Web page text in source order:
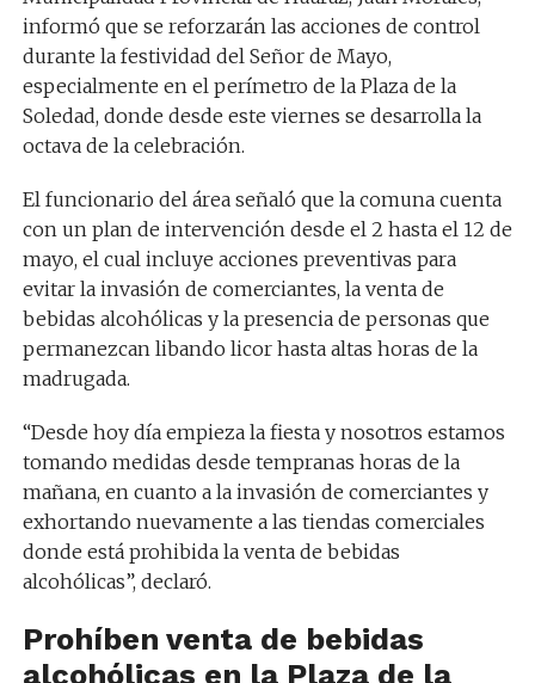
informó que se reforzarán las acciones de control
durante la festividad del Señor de Mayo,
especialmente en el perímetro de la Plaza de la
Soledad, donde desde este viernes se desarrolla la
octava de la celebración.
El funcionario del área señaló que la comuna cuenta
con un plan de intervención desde el 2 hasta el 12 de
mayo, el cual incluye acciones preventivas para
evitar la invasión de comerciantes, la venta de
bebidas alcohólicas y la presencia de personas que
permanezcan libando licor hasta altas horas de la
madrugada.
“Desde hoy día empieza la fiesta y nosotros estamos
tomando medidas desde tempranas horas de la
mañana, en cuanto a la invasión de comerciantes y
exhortando nuevamente a las tiendas comerciales
donde está prohibida la venta de bebidas
alcohólicas”, declaró.
Prohíben venta de bebidas
alcohólicas en la Plaza de la